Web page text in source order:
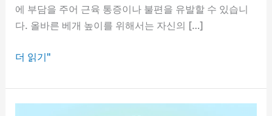
에 부담을 주어 근육 통증이나 불편을 유발할 수 있습니
다. 올바른 베개 높이를 위해서는 자신의 […]
베
높
이
더 읽기"